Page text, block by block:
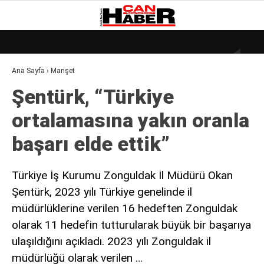
18.9°
GALERİ
DÜNYA
EKONOMI
GÜNDEM
KÜLÜR – SANAT
MAGAZIN
SAĞLIK
POLITIKA
ASAYIŞ
Ana Sayfa › Manşet
Şentürk, “Türkiye
ortalamasına yakın oranla
başarı elde ettik”
Türkiye İş Kurumu Zonguldak İl Müdürü Okan
Şentürk, 2023 yılı Türkiye genelinde il
müdürlüklerine verilen 16 hedeften Zonguldak
olarak 11 hedefin tutturularak büyük bir başarıya
ulaşıldığını açıkladı. 2023 yılı Zonguldak il
müdürlüğü olarak verilen …